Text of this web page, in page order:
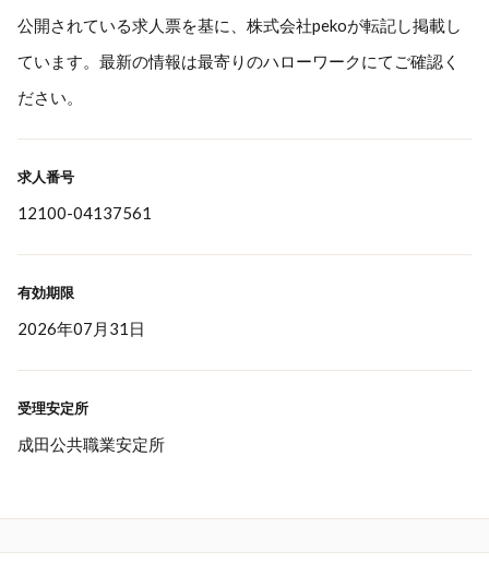
公開されている求人票を基に、株式会社pekoが転記し掲載し
ています。最新の情報は最寄りのハローワークにてご確認く
ださい。
求人番号
12100-04137561
有効期限
2026年07月31日
受理安定所
成田公共職業安定所